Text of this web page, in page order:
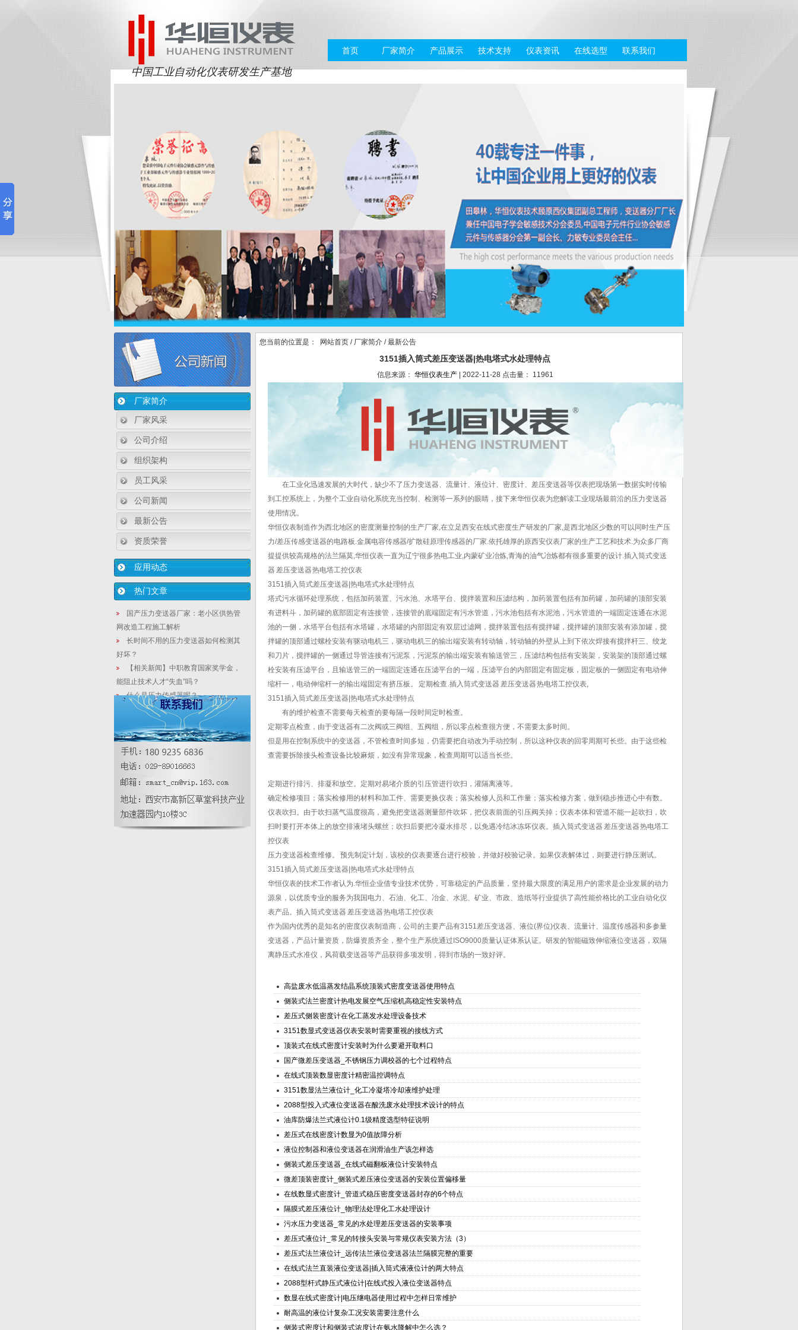
中国工业自动化仪表研发生产基地
首页 厂家简介 产品展示 技术支持 仪表资讯 在线选型 联系我们
厂家简介
厂家风采
公司介绍
组织架构
员工风采
公司新闻
最新公告
资质荣誉
应用动态
热门文章
国产压力变送器厂家：老小区供热管
网改造工程施工解析
长时间不用的压力变送器如何检测其
好坏？
【相关新闻】中职教育国家奖学金，
能阻止技术人才“失血”吗？
什么是压力传感器呢？
铠装远传式法兰液位计多空平衡纺织
3151/3051在线管道式密度计果汁榨
取四个重要的物理说明
常用的仪器仪表的故障检修方法|进口
液位计维修厂家
您当前的位置是： 网站首页 / 厂家简介 / 最新公告
3151插入筒式差压变送器|热电塔式水处理特点
信息来源： 华恒仪表生产| 2022-11-28 点击量： 11961
在工业化迅速发展的大时代，缺少不了压力变送器、流量计、液位计、密度计、差压变送器等仪表把现场第一数据实时传输
到工控系统上，为整个工业自动化系统充当控制、检测等一系列的眼睛，接下来华恒仪表为您解读工业现场最前沿的压力变送器
使用情况。
华恒仪表制造作为西北地区的密度测量控制的生产厂家,在立足西安在线式密度生产研发的厂家,是西北地区少数的可以同时生产压
力/差压传感变送器的电路板.金属电容传感器/扩散硅原理传感器的厂家.依托雄厚的原西安仪表厂家的生产工艺和技术.为众多厂商
提提供较高规格的法兰隔莫,华恒仪表一直为辽宁很多热电工业,内蒙矿业冶炼,青海的油气冶炼都有很多重要的设计.插入筒式变送
器 差压变送器 热电塔工控仪表
3151插入筒式差压变送器|热电塔式水处理特点
塔式污水循环处理系统，包括加药装置、污水池、水塔平台、搅拌装置和压滤结构，加药装置包括有加药罐，加药罐的顶部安装
有进料斗，加药罐的底部固定有连接管，连接管的底端固定有污水管道，污水池包括有水泥池，污水管道的一端固定连通在水泥
池的一侧，水塔平台包括有水塔罐，水塔罐的内部固定有双层过滤网，搅拌装置包括有搅拌罐，搅拌罐的顶部安装有添加罐，搅
拌罐的顶部通过螺栓安装有驱动电机三，驱动电机三的输出端安装有转动轴，转动轴的外壁从上到下依次焊接有搅拌杆三、绞龙
和刀片，搅拌罐的一侧通过导管连接有污泥泵，污泥泵的输出端安装有输送管三，压滤结构包括有安装架，安装架的顶部通过螺
栓安装有压滤平台，且输送管三的一端固定连通在压滤平台的一端，压滤平台的内部固定有固定板，固定板的一侧固定有电动伸
缩杆一，电动伸缩杆一的输出端固定有挤压板。 定期检查 .插入筒式变送器 差压变送器 热电塔工控仪表,
3151插入筒式差压变送器|热电塔式水处理特点
有的维护检查不需要每天检查的要每隔一段时间定时检查。
定期零点检查，由于变送器有二次阀或三阀组、五阀组，所以零点检查很方便，不需要太多时间。
但是用在控制系统中的变送器，不管检查时间多短，仍需要把自动改为手动控制，所以这种仪表的回零周期可长些。由于这些检
查需要拆除接头检查设备比较麻烦，如没有异常现象，检查周期可以适当长些。
定期进行排污、排凝和放空。定期对易堵介质的引压管进行吹扫，灌隔离液等。
确定检修项目；落实检修用的材料和加工件、需要更换仪表；落实检修人员和工作量；落实检修方案，做到稳步推进心中有数。
仪表吹扫。由于吹扫蒸气温度很高，避免把变送器测量部件吹坏，把仪表前面的引压阀关掉；仪表本体和管道不能一起吹扫，吹
扫时要打开本体上的放空排液堵头螺丝；吹扫后要把冷凝水排尽，以免遇冷结冰冻坏仪表。插入筒式变送器 差压变送器 热电塔工
控仪表
压力变送器检查维修。 预先制定计划，该校的仪表要逐台进行校验，并做好校验记录。如果仪表解体过，则要进行静压测试。
3151插入筒式差压变送器|热电塔式水处理特点
华恒仪表的技术工作者认为.华恒企业借专业技术优势，可靠稳定的产品质量，坚持最大限度的满足用户的需求是企业发展的动力
源泉，以优质专业的服务为我国电力、石油、化工、冶金、水泥、矿业、市政、造纸等行业提供了高性能价格比的工业自动化仪
表产品。插入筒式变送器 差压变送器 热电塔工控仪表
作为国内优秀的是知名的密度仪表制造商，公司的主要产品有3151差压变送器、液位(界位)仪表、流量计、温度传感器和多参量
变送器，产品计量资质，防爆资质齐全，整个生产系统通过ISO9000质量认证体系认证。研发的智能磁致伸缩液位变送器，双隔
离静压式水准仪，风荷载变送器等产品获得多项发明，得到市场的一致好评。
高盐废水低温蒸发结晶系统顶装式密度变送器使用特点
侧装式法兰密度计热电发展空气压缩机高稳定性安装特点
差压式侧装密度计在化工蒸发水处理设备技术
3151数显式变送器仪表安装时需要重视的接线方式
顶装式在线式密度计安装时为什么要避开取料口
国产微差压变送器_不锈钢压力调校器的七个过程特点
在线式顶装数显密度计精密温控调特点
3151数显法兰液位计_化工冷凝塔冷却液维护处理
2088型投入式液位变送器在酸洗废水处理技术设计的特点
油库防爆法兰式液位计0.1级精度选型特征说明
差压式在线密度计数显为0值故障分析
液位控制器和液位变送器在润滑油生产该怎样选
侧装式差压变送器_在线式磁翻板液位计安装特点
微差顶装密度计_侧装式差压液位变送器的安装位置偏移量
在线数显式密度计_管道式稳压密度变送器封存的6个特点
隔膜式差压液位计_物理法处理化工水处理设计
污水压力变送器_常见的水处理差压变送器的安装事项
差压式液位计_常见的转接头安装与常规仪表安装方法（3）
差压式法兰液位计_远传法兰液位变送器法兰隔膜完整的重要
在线式法兰直装液位变送器|插入筒式液液位计的两大特点
2088型杆式静压式液位计|在线式投入液位变送器特点
数显在线式密度计|电压继电器使用过程中怎样日常维护
耐高温的液位计复杂工况安装需要注意什么
侧装式密度计和侧装式浓度计在氨水降解中怎么选？